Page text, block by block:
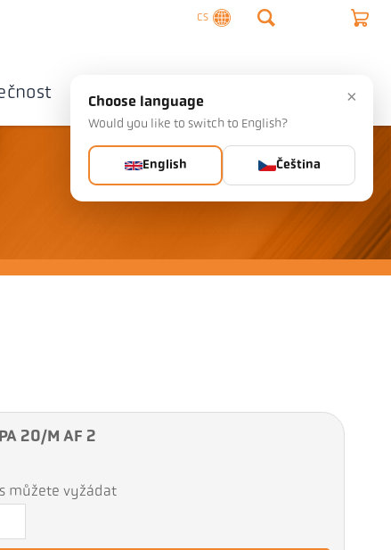
CS
Kontaktujte nás
20/M AF 2
můžete vyžádat
×
Choose language
Would you like to switch to English?
English Čeština